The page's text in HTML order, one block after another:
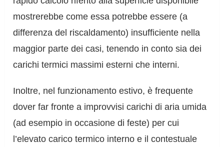
mostrerebbe come essa potrebbe essere (a
differenza del riscaldamento) insufficiente nella
maggior parte dei casi, tenendo in conto sia dei
carichi termici massimi esterni che interni.
Inoltre, nel funzionamento estivo, è frequente
dover far fronte a improvvisi carichi di aria umida
(ad esempio in occasione di feste) per cui
l’elevato carico termico interno e il contestuale